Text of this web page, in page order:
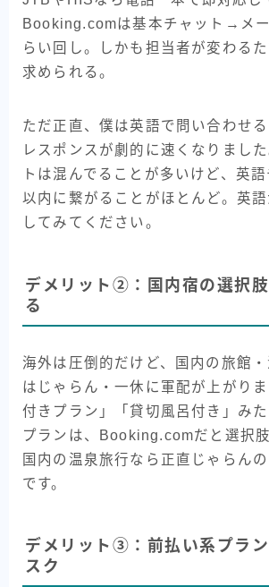
Booking.comは基本チャット→メ
らい回し。しかも担当者が変わる
求められる。
ただ正直、僕は英語で問い合わせ
レスポンスが劇的に速くなりまし
トは混んでることが多いけど、英
以内に繋がることがほとんど。英
してみてください。
デメリット②：国内宿の選択
る
海外は圧倒的だけど、国内の旅館
はじゃらん・一休に軍配が上がり
付きプラン」「貸切風呂付き」み
プランは、Booking.comだと選択肢
国内の温泉旅行なら正直じゃらん
です。
デメリット③：前払い系プラ
スク